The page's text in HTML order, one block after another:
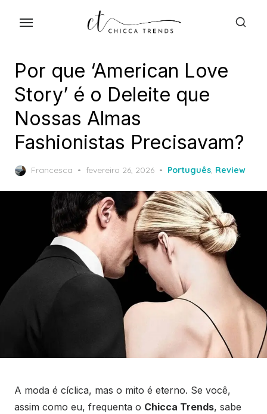
Por que ‘American Love
Story’ é o Deleite que
Nossas Almas
Fashionistas Precisavam?
Francesca
Posted
fevereiro 26, 2026 Português, Review
A moda é cíclica, mas o mito é eterno. Se você,
assim como eu, frequenta o Chicca Trends, sabe